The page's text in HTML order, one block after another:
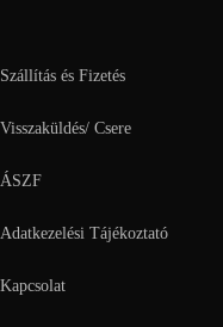
Szállítás és Fizetés
Visszaküldés/ Csere
ÁSZF
Adatkezelési Tájékoztató
Kapcsolat